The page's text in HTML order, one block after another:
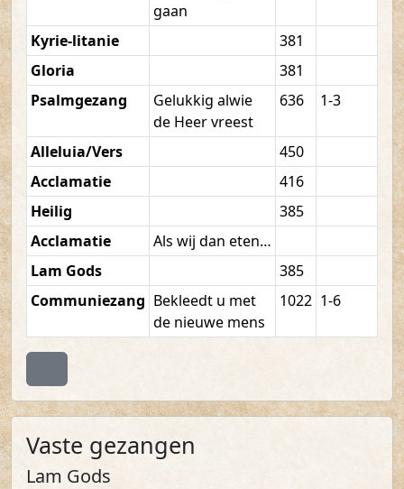
gaan
Kyrie-litanie
381
Gloria
381
Psalmgezang
Gelukkig alwie
de Heer vreest
636 1-3
Alleluia/Vers
450
Acclamatie
416
Heilig
385
Acclamatie
Als wij dan eten…
Lam Gods
385
Communiezang Bekleedt u met
de nieuwe mens
1022 1-6
Vaste gezangen
Lam Gods